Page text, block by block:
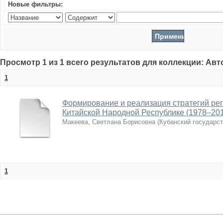
Новые фильтры:
Просмотр 1 из 1 всего результатов для коллекции:
1
Формирование и реализация стратегий
Китайской Народной Республике
Макеева, Светлана Борисовна (Кубанский
1